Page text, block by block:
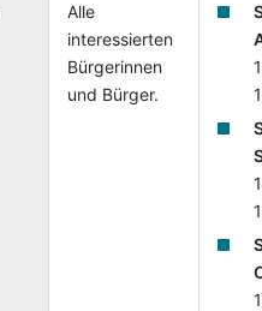
Alle
interessierten
Bürgerinnen
und Bürger.